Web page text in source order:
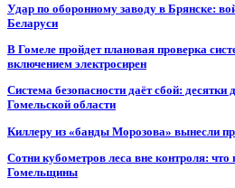
Удар по оборонному заводу в Брянске:
Беларуси
В Гомеле пройдет плановая проверка
включением электросирен
Система безопасности даёт сбой:
Гомельской области
Киллеру из «банды Морозова» вынесли
Сотни кубометров леса вне контроля: что
Гомельщины